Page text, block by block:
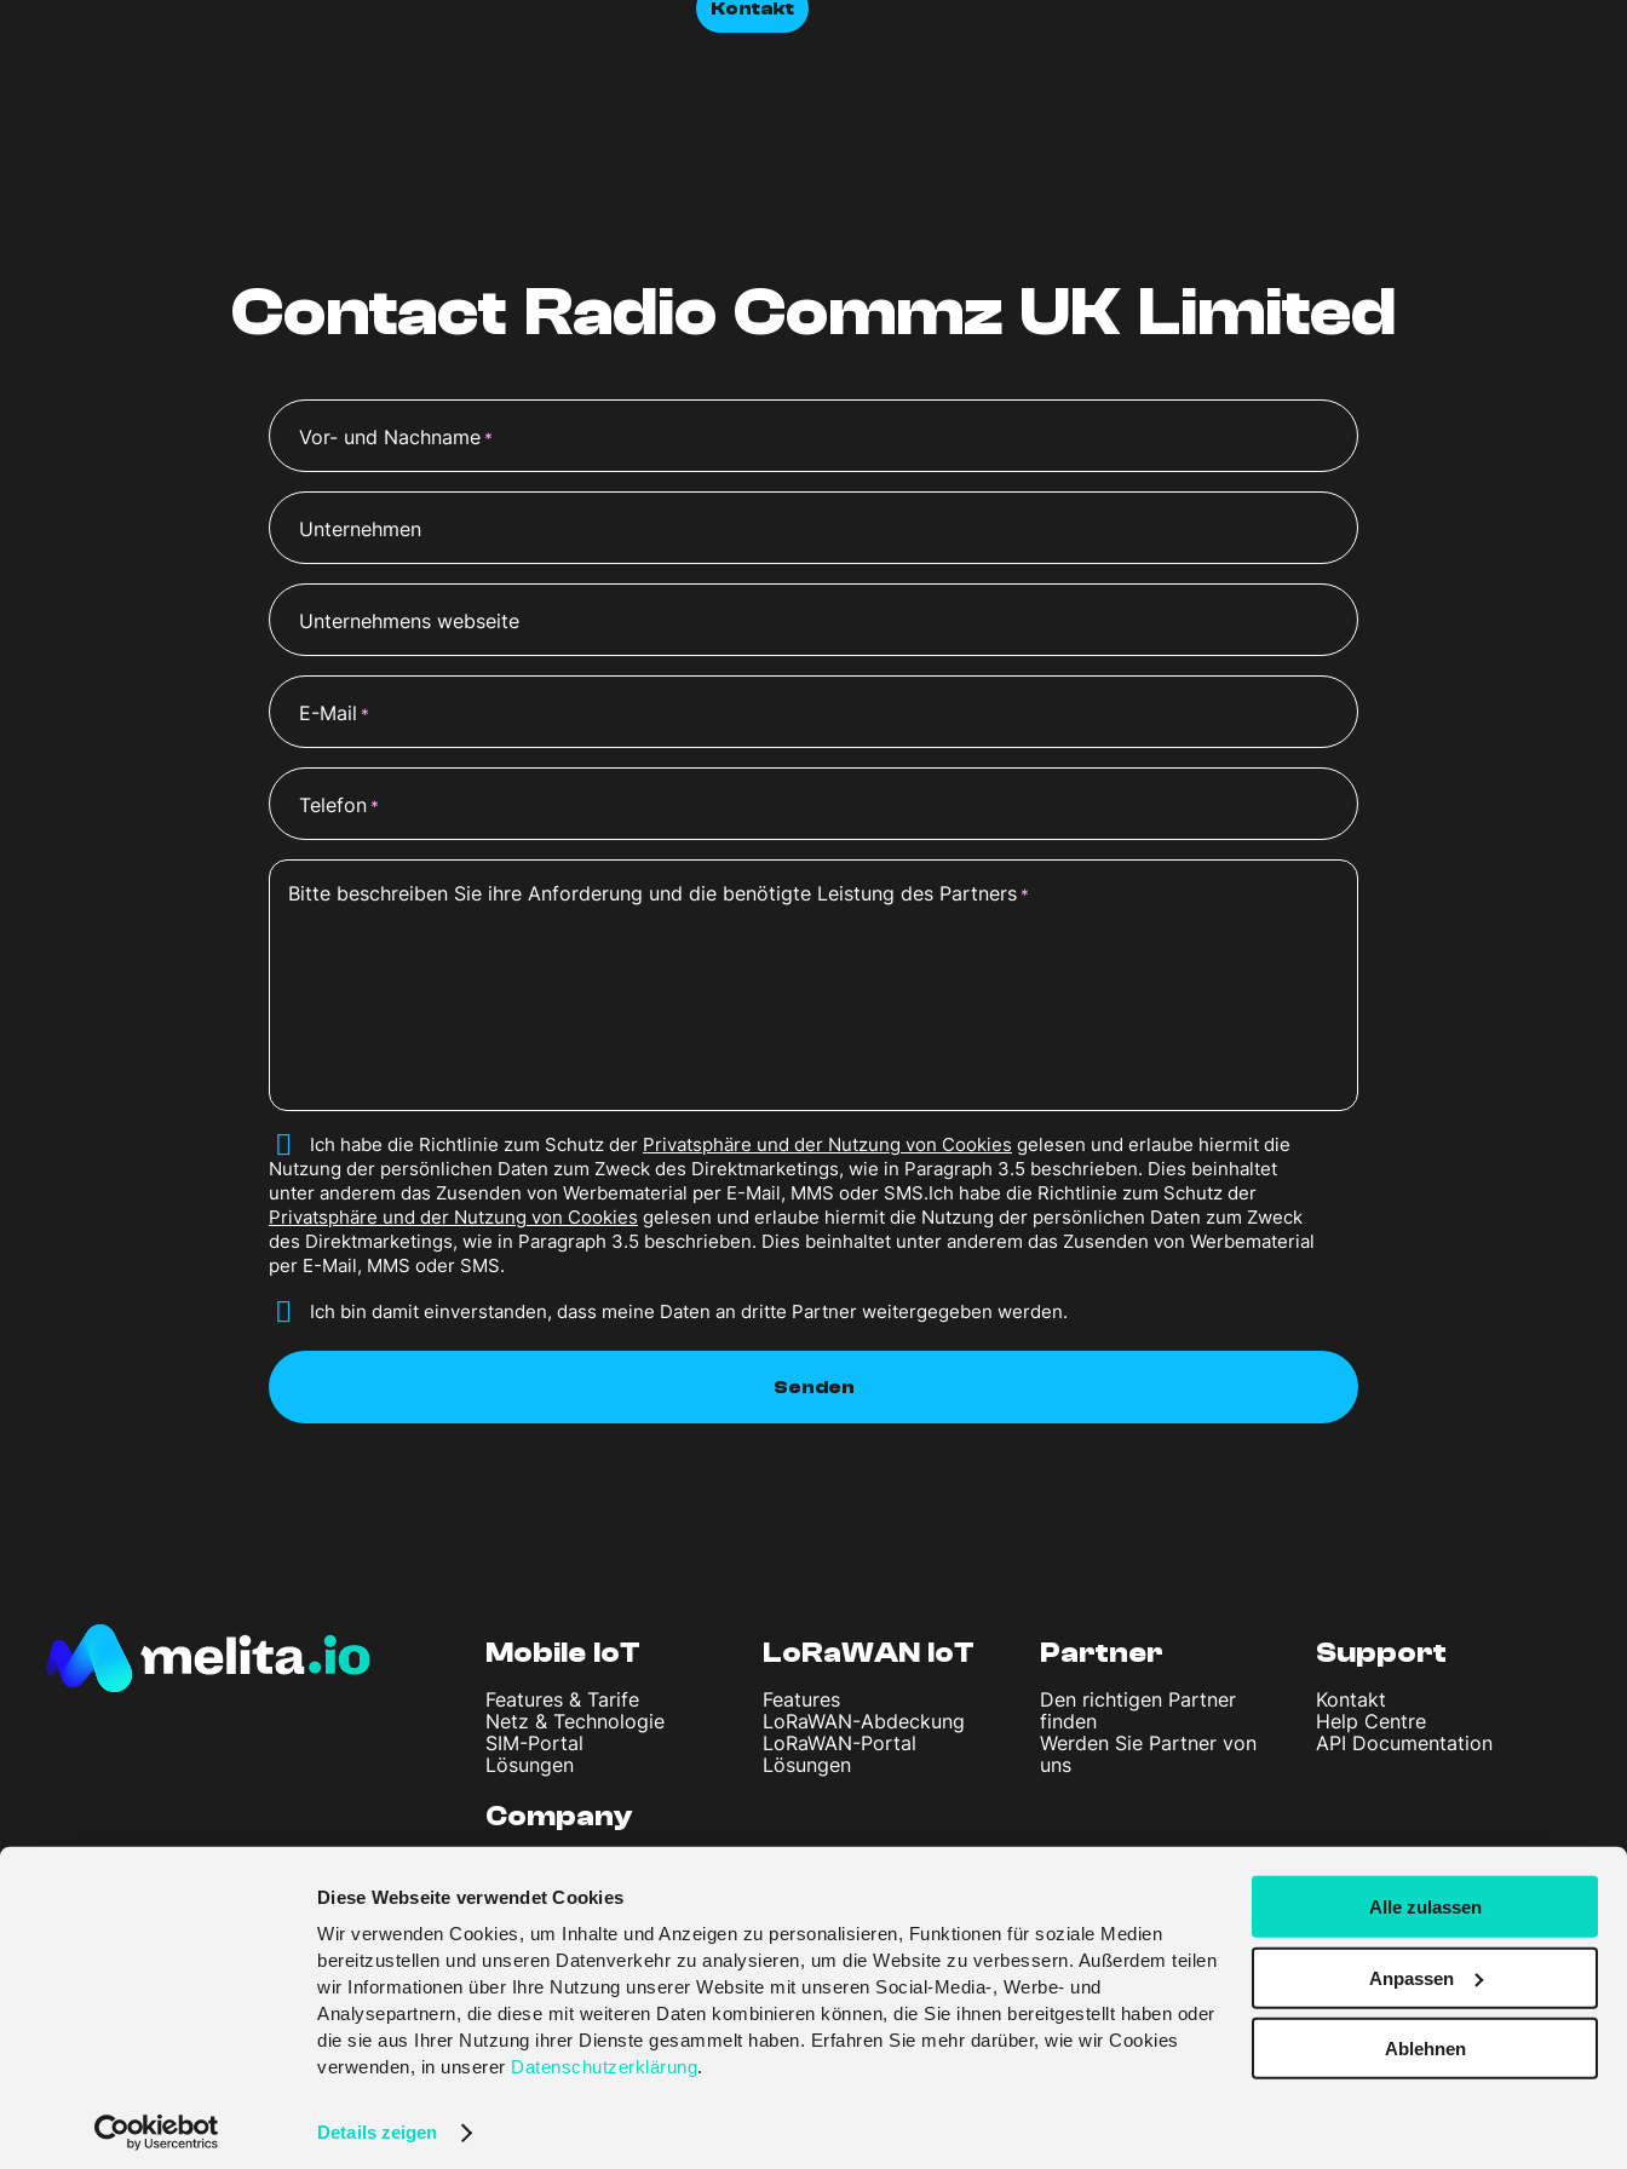
Diese Webseite verwendet Cookies
Wir verwenden Cookies, um Inhalte und Anzeigen zu personalisieren, Funktionen für soziale Medien
bereitzustellen und unseren Datenverkehr zu analysieren, um die Website zu verbessern. Außerdem teilen
wir Informationen über Ihre Nutzung unserer Website mit unseren Social-Media-, Werbe- und
Analysepartnern, die diese mit weiteren Daten kombinieren können, die Sie ihnen bereitgestellt haben oder
die sie aus Ihrer Nutzung ihrer Dienste gesammelt haben. Erfahren Sie mehr darüber, wie wir Cookies
verwenden, in unserer Datenschutzerklärung.
Details zeigen
Alle zulassen
Anpassen
Ablehnen
Kontakt
Contact Radio Commz UK Limited
Vor- und Nachname *
Unternehmen
Unternehmens webseite
E-Mail *
Telefon *
Bitte beschreiben Sie ihre Anforderung und die benötigte Leistung des Partners *
* Ich habe die Richtlinie zum Schutz der Privatsphäre und der Nutzung von Cookies gelesen und erlaube hiermit die
Nutzung der persönlichen Daten zum Zweck des Direktmarketings, wie in Paragraph 3.5 beschrieben. Dies beinhaltet
unter anderem das Zusenden von Werbematerial per E-Mail, MMS oder SMS.Ich habe die Richtlinie zum Schutz der
Privatsphäre und der Nutzung von Cookies gelesen und erlaube hiermit die Nutzung der persönlichen Daten zum Zweck
des Direktmarketings, wie in Paragraph 3.5 beschrieben. Dies beinhaltet unter anderem das Zusenden von Werbematerial
per E-Mail, MMS oder SMS.
* Ich bin damit einverstanden, dass meine Daten an dritte Partner weitergegeben werden.
Mobile IoT
Features & Tarife
Netz & Technologie
SIM-Portal
Lösungen
LoRaWAN IoT
Features
LoRaWAN-Abdeckung
LoRaWAN-Portal
Lösungen
Partner
Den richtigen Partner
finden
Werden Sie Partner von
uns
Support
Kontakt
Help Centre
API Documentation
Company
Impressum
Datenschutzerklärung
AGB
© melita.io 2026